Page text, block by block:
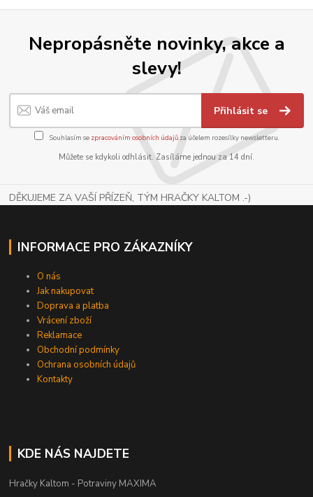
Nepropásněte novinky, akce a
slevy!
Přihlásit se
Souhlasím se zpracováním osobních údajůza účelem rozesílky newsletteru.
Můžete se kdykoli odhlásit. Zasíláme jednou za 14 dní.
DĚKUJEME ZA VAŠÍ PŘÍZEŇ, TÝM HRAČKY KALTOM .-)
INFORMACE PRO ZÁKAZNÍKY
O nás
Jak nakupovat
Doprava a platba
Vrácení zboží
Reklamace
Obchodní podmínky
Ochrana osobních údajů
Kontakty
KDE NÁS NAJDETE
Hračky Kaltom - Potraviny MAXIMA